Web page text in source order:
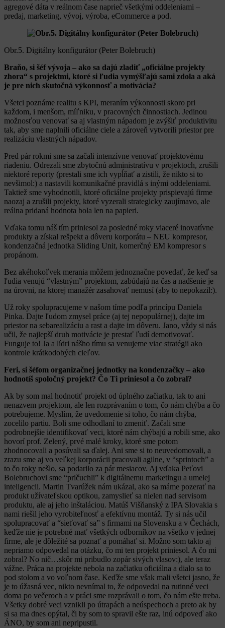
agregové dáta v reálnom čase naprieč všetkými oddeleniami –
predaj, marketing, vývoj, výroba, eCommerce a pod.
Obr.5. Digitálny konfigurátor (Peter Bolebruch)
Braňo, si šéf vývoja – ako sa dajú zladiť „oficiálne projekty
zhora“ s projektmi, ktoré si ľudia vymýšľajú sami zdola a aká
je pre nich skutočná výkonnosť a motivácia?
Všetci poznáme realitu s KPI, meraním výkonnosti skoro pri
každom, i menšom, míľniku, v pracovných činnostiach. Jedinou
možnosťou venovať sa aj vlastným nápadom je zvýšiť produktivitu
tak, aby sme naplnili oficiálne ciele a zároveň vytvorili priestor pre
realizáciu vlastných nápadov.
Pred pár rokmi sme sa začali intenzívne venovať projektovému
riadeniu. Odrezali sme zbytočnú administratívu v projektoch, zrušili
niektoré reporty (prestali sme ich vypĺňať a zistili, že nikto si to
nevšimol:) a nastavili komunikačné pravidlá s inými oddeleniami.
Taktiež sme vyhodnotili, ktoré oficiálne projekty prispievajú firme
naozaj a zrušili projekty, ktoré vyzerali strategicky zaujímavo, ale
reálna pridaná hodnota bola len na papieri.
Vďaka tomu náš tím priniesol za posledné roky viaceré inovatívne
produkty a získal rešpekt a dôveru korporátu – NEU kompresor,
kondenzačná jednotka Sliding Unit, komerčný EM kompresor s
propánom.
Bez akéhokoľvek merania môžem jednoznačne povedať, že keď sa
ľudia venujú “vlastným” projektom, zabúdajú na čas a nadšenie je
na úrovni, na ktorej manažér zasahovať nemusí (aby to nepokazil:).
Už roky spolupracujeme v našom tíme podľa princípu Daniela
Pinka. Dajte ľudom zmysel práce (aj tej nepopulárnej), dajte im
priestor na sebarealizáciu a rast a dajte im dôveru. Jano, vždy si nás
učil, že najlepší druh motivácie je prestať ľudí demotivovať.
Funguje to! Ja a lídri nášho tímu sa venujeme viac stratégii ako
kontrole krátkodobých cieľov.
Feri, si šéfom organizačnej jednotky na kondenzačky – ako
hodnotíš spoločný projekt? Čo Ti priniesol a čo zobral?
Ak by som mal hodnotiť projekt od úplného začiatku, tak to ani
nenazvem projektom, ale len rozprávaním o tom, čo nám chýba a čo
potrebujeme. Myslím, že uvedomenie si toho, čo nám chýba,
zocelilo partiu. Boli sme odhodlaní to zmeniť. Začali sme
podrobnejšie identifikovať veci, ktoré nám chýbajú a robili sme, ako
hovorí prof. Zelený, prvé malé kroky, ktoré sme potom
zhodnocovali a posúvali sa ďalej. Ani sme si to neuvedomovali, a
zrazu sme aj vo veľkej korporácii pracovali agilne, v “sprintoch” a
to čo roky nešlo, sa podarilo za pár mesiacov. Aj vďaka Peťovi
Bolebruchovi sme “pričuchli” k digitálnemu marketingu a umelej
inteligencii. Martin Tvarúžek nám ukázal, ako sa máme pozerať na
produkt užívateľskou optikou, zamyslieť sa nielen nad servisom
produktu, ale aj jeho inštaláciou. Matúš Višňanský z IPA Slovakia s
nami riešil jeho vyrobiteľnosť a efektívnu montáž. Ty si nás učil
spolupracovať a “sieťovať sa” s firmami na Slovensku a v Čechách,
keďže nie je potrebné mať všetkých odborníkov na všetko v jednej
firme, ale je dôležité sa poznať a pomáhať si. Možno som takto aj
nepriamo odpovedal na otázku, čo mi ten projekt priniesol. A čo mi
zobral? No nič…skôr mi pribudlo zopár sivých vlasov:), ale teraz
vážne. Práca na projekte nebola na začiatku oficiálna a dialo sa to
pod stolom a vo voľnom čase. Keďže sme však mali všetci jasno, že
je to úžasná vec, nikto nevnímal to, že odpovedal na rutinné veci
doma po večeroch a v práci sme rozprávali o tom, čo nám ešte treba.
Všetky dobré veci vznikli po útrapách a neúspechoch a preto ak by
si sa ma dnes opýtal, či by som to spravil ešte raz, inú odpoveď ako
ÁNO, by som ani nepripustil.